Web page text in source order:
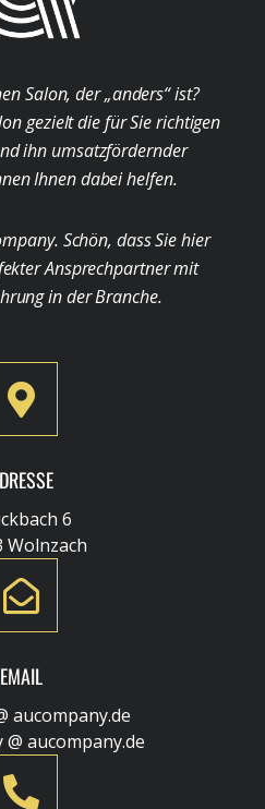
Salon, der „anders“ ist?
gezielt die für Sie richtigen
ihn umsatzfördernder
Ihnen dabei helfen.
Schön, dass Sie hier
Ansprechpartner mit
in der Branche.
6
Wolnzach
EMAIL
aucompany.de
aucompany.de